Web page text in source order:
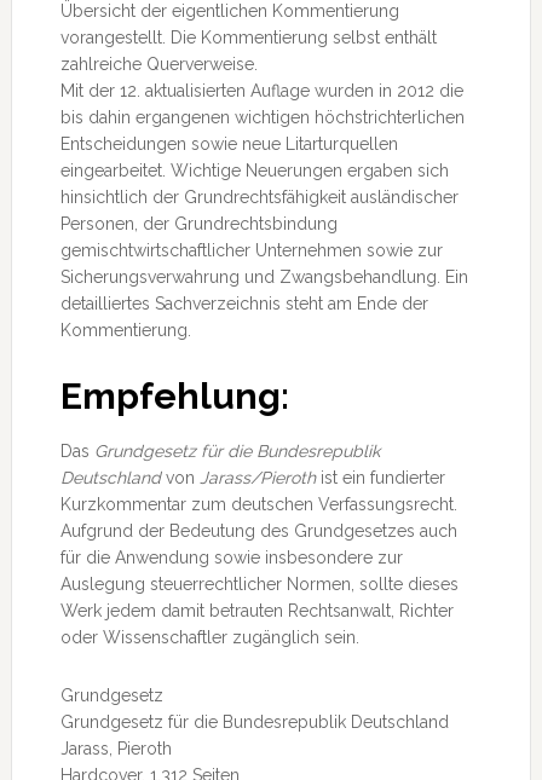
Übersicht der eigentlichen Kommentierung
vorangestellt. Die Kommentierung selbst enthält
zahlreiche Querverweise.
Mit der 12. aktualisierten Auflage wurden in 2012 die
bis dahin ergangenen wichtigen höchstrichterlichen
Entscheidungen sowie neue Litarturquellen
eingearbeitet. Wichtige Neuerungen ergaben sich
hinsichtlich der Grundrechtsfähigkeit ausländischer
Personen, der Grundrechtsbindung
gemischtwirtschaftlicher Unternehmen sowie zur
Sicherungsverwahrung und Zwangsbehandlung. Ein
detailliertes Sachverzeichnis steht am Ende der
Kommentierung.
Empfehlung:
Das Grundgesetz für die Bundesrepublik
Deutschlandvon Jarass/Pierothist ein fundierter
Kurzkommentar zum deutschen Verfassungsrecht.
Aufgrund der Bedeutung des Grundgesetzes auch
für die Anwendung sowie insbesondere zur
Auslegung steuerrechtlicher Normen, sollte dieses
Werk jedem damit betrauten Rechtsanwalt, Richter
oder Wissenschaftler zugänglich sein.
Grundgesetz
Grundgesetz für die Bundesrepublik Deutschland
Jarass, Pieroth
Hardcover, 1.312 Seiten